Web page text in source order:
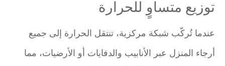
توزيع متساوٍ للحرارة
عندما تُركّب شبكة مركزية، تنتقل الحرارة إلى جميع
أرجاء المنزل عبر الأنابيب والدفايات أو الأرضيات، مما